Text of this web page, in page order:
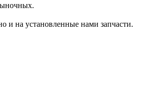
и на установленные нами запчасти.